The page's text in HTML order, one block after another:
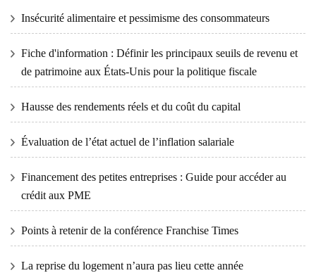
Insécurité alimentaire et pessimisme des consommateurs
Fiche d'information : Définir les principaux seuils de revenu et
de patrimoine aux États-Unis pour la politique fiscale
Hausse des rendements réels et du coût du capital
Évaluation de l’état actuel de l’inflation salariale
Financement des petites entreprises : Guide pour accéder au
crédit aux PME
Points à retenir de la conférence Franchise Times
La reprise du logement n’aura pas lieu cette année